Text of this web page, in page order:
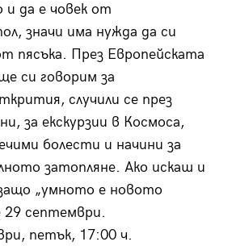
и да е човек от
значи има нужда да си
пясъка. През Европейската
си говорим за
случили се през
за екскурзии в Космоса,
болести и начини за
затопляне. Ако искаш и
„умното е новото
29 септември.
петък, 17:00 ч.